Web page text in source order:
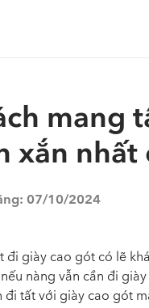
mang
xắn nhất
07/10/2024
đi giày cao gót có lẽ
nàng vẫn cần đi
đi tất với giày cao gót